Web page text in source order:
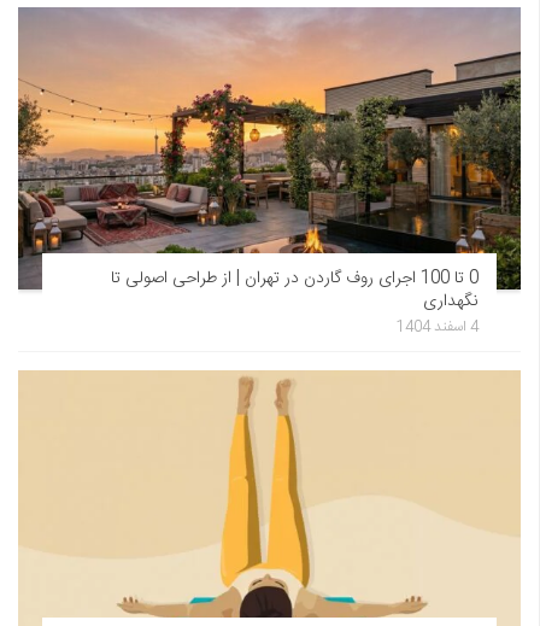
0 تا 100 اجرای روف گاردن در تهران | از طراحی اصولی تا
نگهداری
4 اسفند 1404